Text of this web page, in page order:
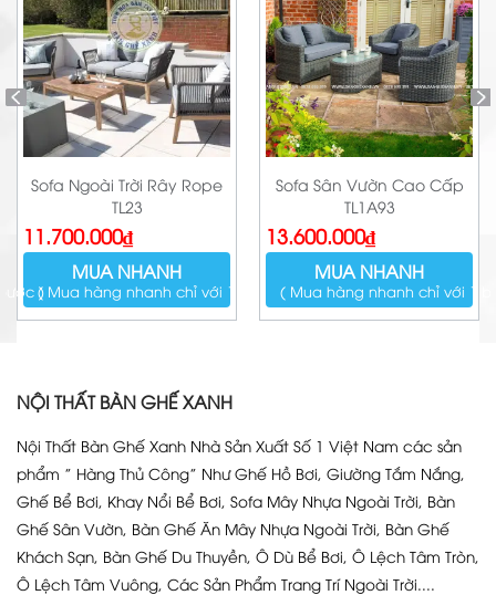
Sofa Ngoài Trời Rây Rope
TL23
11.700.000₫
MUA NHANH
( Mua hàng nhanh chỉ với 1 bước )
Sofa Sân Vườn Cao Cấp
TL1A93
13.600.000₫
MUA NHANH
( Mua hàng nhanh chỉ với 1
)
NỘI THẤT BÀN GHẾ XANH
Nội Thất Bàn Ghế Xanh Nhà Sản Xuất Số 1 Việt Nam các sản
phẩm ” Hàng Thủ Công” Như Ghế Hồ Bơi, Giường Tắm Nắng,
Ghế Bể Bơi, Khay Nổi Bể Bơi, Sofa Mây Nhựa Ngoài Trời, Bàn
Ghế Sân Vườn, Bàn Ghế Ăn Mây Nhựa Ngoài Trời, Bàn Ghế
Khách Sạn, Bàn Ghế Du Thuyền, Ô Dù Bể Bơi, Ô Lệch Tâm Tròn,
Ô Lệch Tâm Vuông, Các Sản Phẩm Trang Trí Ngoài Trời....